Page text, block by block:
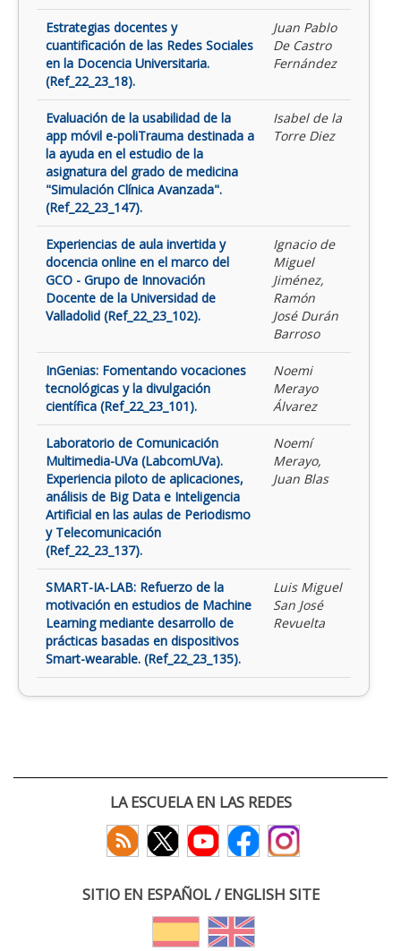
Estrategias docentes y
cuantificación de las Redes Sociales
en la Docencia Universitaria.
(Ref_22_23_18).
Juan Pablo
De Castro
Fernández
Evaluación de la usabilidad de la
app móvil e-poliTrauma destinada a
la ayuda en el estudio de la
asignatura del grado de medicina
"Simulación Clínica Avanzada".
(Ref_22_23_147).
Isabel de la
Torre Diez
Experiencias de aula invertida y
docencia online en el marco del
GCO - Grupo de Innovación
Docente de la Universidad de
Valladolid (Ref_22_23_102).
Ignacio de
Miguel
Jiménez,
Ramón
José Durán
Barroso
InGenias: Fomentando vocaciones
tecnológicas y la divulgación
científica (Ref_22_23_101).
Noemi
Merayo
Álvarez
Laboratorio de Comunicación
Multimedia-UVa (LabcomUVa).
Experiencia piloto de aplicaciones,
análisis de Big Data e Inteligencia
Artificial en las aulas de Periodismo
y Telecomunicación
(Ref_22_23_137).
Noemí
Merayo,
Juan Blas
SMART-IA-LAB: Refuerzo de la
motivación en estudios de Machine
Learning mediante desarrollo de
prácticas basadas en dispositivos
Smart-wearable. (Ref_22_23_135).
Luis Miguel
San José
Revuelta
LA ESCUELA EN LAS REDES
SITIO EN ESPAÑOL / ENGLISH SITE